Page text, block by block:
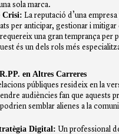
sola marca.
Crisi: La reputació d’una
per anticipar, gestionar i
una gran temprança per
és un dels rols més
en Altres Carreres
públiques resideix en la
audiències fan que aquests
semblar alienes a la
Digital: Un professional